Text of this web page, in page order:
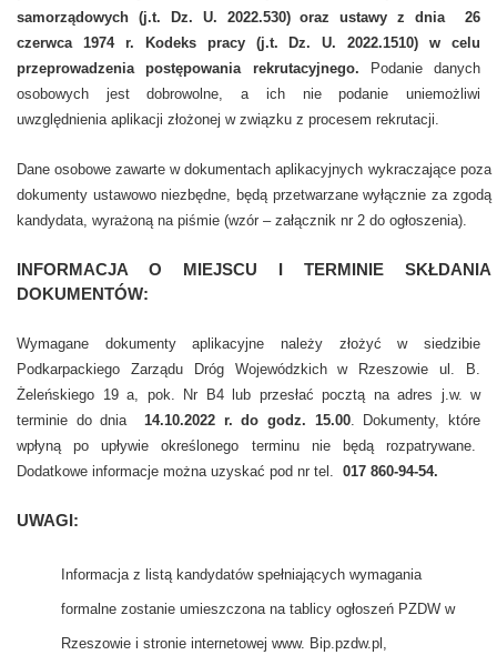
samorządowych (j.t. Dz. U. 2022.530) oraz ustawy z dnia 26
czerwca 1974 r. Kodeks pracy (j.t. Dz. U. 2022.1510) w celu
przeprowadzenia postępowania rekrutacyjnego.
Podanie danych
osobowych jest dobrowolne, a ich nie podanie uniemożliwi
uwzględnienia aplikacji złożonej w związku z procesem rekrutacji.
Dane osobowe zawarte w dokumentach aplikacyjnych wykraczające poza
dokumenty ustawowo niezbędne, będą przetwarzane wyłącznie za zgodą
kandydata, wyrażoną na piśmie (wzór – załącznik nr 2 do ogłoszenia).
INFORMACJA O MIEJSCU I TERMINIE SKŁDANIA
DOKUMENTÓW:
Wymagane dokumenty aplikacyjne należy złożyć w siedzibie
Podkarpackiego Zarządu Dróg Wojewódzkich w Rzeszowie ul. B.
Żeleńskiego 19 a, pok. Nr B4 lub przesłać pocztą na adres j.w. w
terminie do dnia
14.10.2022 r. do godz. 15.00. Dokumenty, które
wpłyną po upływie określonego terminu nie będą rozpatrywane.
Dodatkowe informacje można uzyskać pod nr tel. 017 860-94-54.
UWAGI:
Informacja z listą kandydatów spełniających wymagania
formalne zostanie umieszczona na tablicy ogłoszeń PZDW w
Rzeszowie i stronie internetowej www. Bip.pzdw.pl,